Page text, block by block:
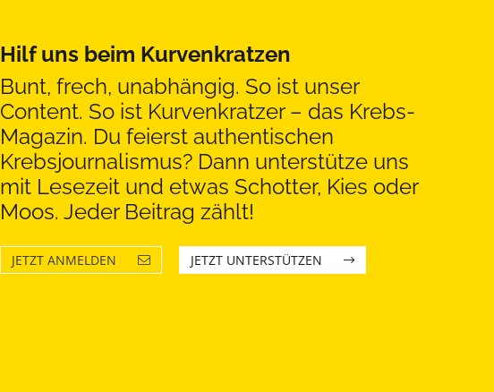
Hilf uns beim Kurvenkratzen
Bunt, frech, unabhängig. So ist unser
Content. So ist Kurvenkratzer – das Krebs-
Magazin. Du feierst authentischen
Krebsjournalismus? Dann unterstütze uns
mit Lesezeit und etwas Schotter, Kies oder
Moos. Jeder Beitrag zählt!
JETZT ANMELDEN JETZT UNTERSTÜTZEN